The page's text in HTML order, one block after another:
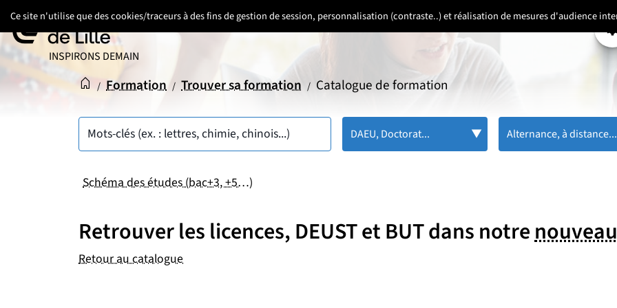
Ce site n'utilise que des cookies/traceurs à des fins de gestion de session, personnalisation (contraste..) et réalisation de mesures d'audience
Aller
contenu
Aller
au
menu
principal
Aller
pied
de
page
UNIVERSITÉ DE LILLE
INSPIRONS DEMAIN
Accueil
Accueil
/ Formation / Trouver sa formation / Catalogue de formation
Mots-clés (ex. : lettres, chimie, chinois...) DAEU, Doctorat... Alternance, à distance...
Schéma des études (bac+3, +5…)
Retrouver les licences, DEUST et BUT dans notre
Retour au catalogue